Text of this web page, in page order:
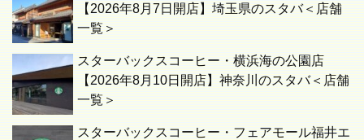
【2026年8月7日開店】埼玉県のスタバ＜店舗
一覧＞
スターバックスコーヒー・横浜海の公園店
【2026年8月10日開店】神奈川のスタバ＜店舗
一覧＞
スターバックスコーヒー・フェアモール福井エ